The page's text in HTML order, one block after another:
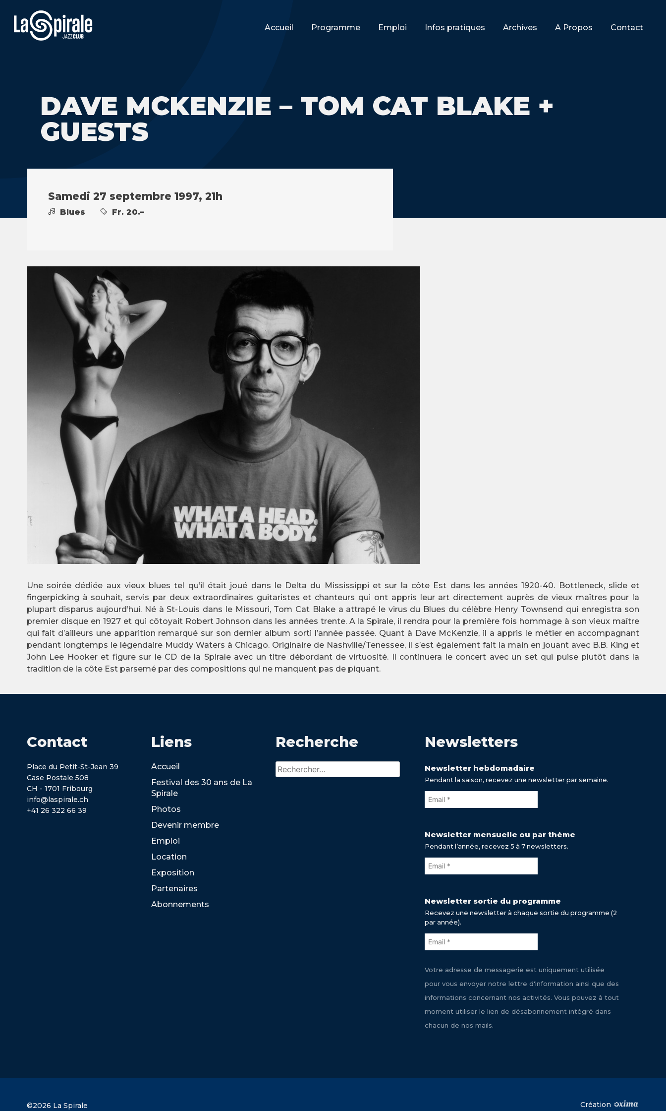
Accueil Programme Emploi Infos pratiques Archives A Propos Contact
DAVE MCKENZIE – TOM CAT BLAKE +
GUESTS
Samedi 27 septembre 1997, 21h
Blues Fr. 20.–
Une soirée dédiée aux vieux blues tel qu’il était joué dans le Delta du Mississippi et sur la côte Est dans les années 1920-40. Bottleneck, slide et
fingerpicking à souhait, servis par deux extraordinaires guitaristes et chanteurs qui ont appris leur art directement auprès de vieux maîtres pour la
plupart disparus aujourd’hui. Né à St-Louis dans le Missouri, Tom Cat Blake a attrapé le virus du Blues du célèbre Henry Townsend qui enregistra son
premier disque en 1927 et qui côtoyait Robert Johnson dans les années trente. A la Spirale, il rendra pour la première fois hommage à son vieux maître
qui fait d’ailleurs une apparition remarqué sur son dernier album sorti l’année passée. Quant à Dave McKenzie, il a appris le métier en accompagnant
pendant longtemps le légendaire Muddy Waters à Chicago. Originaire de Nashville/Tenessee, il s’est également fait la main en jouant avec B.B. King et
John Lee Hooker et figure sur le CD de la Spirale avec un titre débordant de virtuosité. Il continuera le concert avec un set qui puise plutôt dans la
tradition de la côte Est parsemé par des compositions qui ne manquent pas de piquant.
Contact
Place du Petit-St-Jean 39
Case Postale 508
CH - 1701 Fribourg
info@laspirale.ch
+41 26 322 66 39
Liens
Accueil
Festival des 30 ans de La
Spirale
Photos
Devenir membre
Emploi
Location
Exposition
Partenaires
Abonnements
Recherche
Rechercher :
Newsletters
Newsletter hebdomadaire
Pendant la saison, recevez une newsletter par semaine.
Newsletter mensuelle ou par thème
Pendant l’année, recevez 5 à 7 newsletters.
Newsletter sortie du programme
Recevez une newsletter à chaque sortie du programme (2
par année).
Votre adresse de messagerie est uniquement utilisée
pour vous envoyer notre lettre d'information ainsi que des
informations concernant nos activités. Vous pouvez à tout
moment utiliser le lien de désabonnement intégré dans
chacun de nos mails.
©2026 La Spirale Création